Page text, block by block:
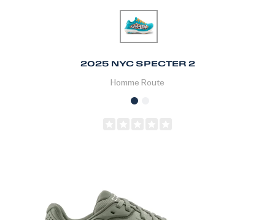
2025 NYC SPECTER 2
Homme Route